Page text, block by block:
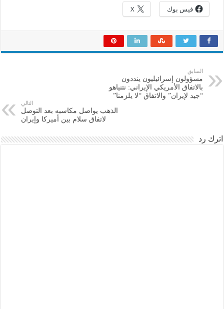
فيس بوك X
السابق
مسؤولون إسرائيليون ينددون
بالاتفاق الأمريكي الإيراني: نتنياهو
“جيد لإيران” والاتفاق “لا يلزمنا”
التالي
الذهب يواصل مكاسبه بعد التوصل
لاتفاق سلام بين أميركا وإيران
اترك رد